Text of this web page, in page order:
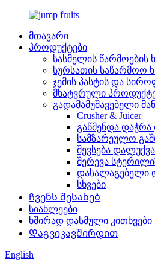
მთავარი
პროდუქტები
სასმელის წარმოების
სურსათის საწარმოო
ჯემის პასტის და
მხატვრული
გადამამუშავებელი
Crusher & Juicer
გაწმენდა
სამზარეულო
შევსება
შერევა
დასალაგებელი
სხვები
Ჩვენს შესახებ
სიახლეები
ხშირად დასმული კითხვები
Დაგვიკავშირდით
English